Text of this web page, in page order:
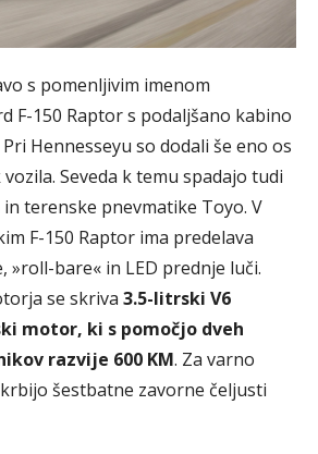
s pomenljivim imenom
F-150 Raptor s podaljšano kabino
Hennesseyu so dodali še eno os
Seveda k temu spadajo tudi
terenske pnevmatike Toyo. V
F-150 Raptor ima predelava
»roll-bare« in LED prednje luči.
se skriva 3.5-litrski V6
motor, ki s pomočjo dveh
razvije 600 KM. Za varno
šestbatne zavorne čeljusti